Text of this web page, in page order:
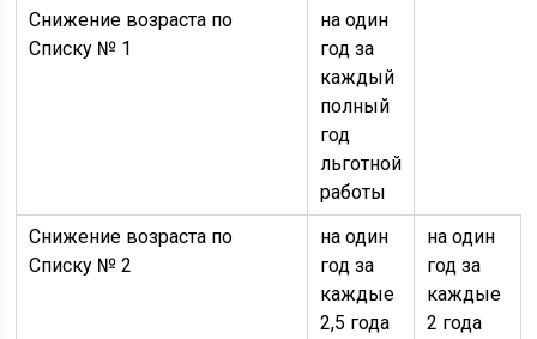
Снижение возраста по
Списку № 1
на один
год за
каждый
полный
год
льготной
работы
Снижение возраста по
Списку № 2
на один
год за
каждые
2,5 года
на один
год за
каждые
2 года